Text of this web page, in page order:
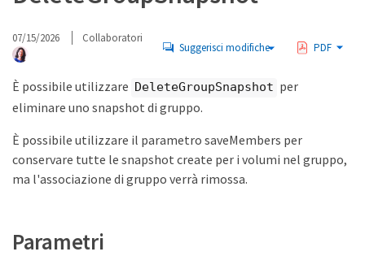
07/15/2026 Collaboratori
Suggerisci modifiche PDF
È possibile utilizzare DeleteGroupSnapshot per
eliminare uno snapshot di gruppo.
È possibile utilizzare il parametro saveMembers per
conservare tutte le snapshot create per i volumi nel gruppo,
ma l'associazione di gruppo verrà rimossa.
Parametri